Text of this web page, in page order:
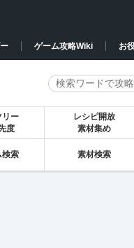
ゲーム攻略Wiki お
リー
度
レシピ開放
素材集め
検索 素材検索